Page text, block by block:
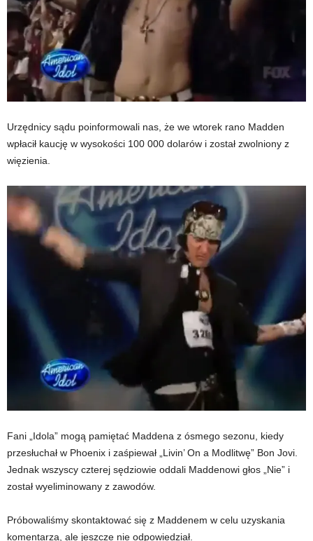
Urzędnicy sądu poinformowali nas, że we wtorek rano Madden
wpłacił kaucję w wysokości 100 000 dolarów i został zwolniony z
więzienia.
Fani „Idola” mogą pamiętać Maddena z ósmego sezonu, kiedy
przesłuchał w Phoenix i zaśpiewał „Livin’ On a Modlitwę” Bon Jovi.
Jednak wszyscy czterej sędziowie oddali Maddenowi głos „Nie” i
został wyeliminowany z zawodów.
Próbowaliśmy skontaktować się z Maddenem w celu uzyskania
komentarza, ale jeszcze nie odpowiedział.